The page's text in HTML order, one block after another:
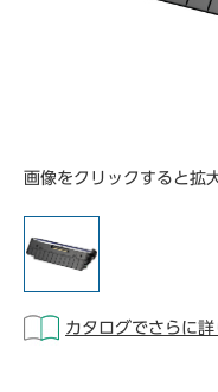
画像をクリックすると拡
カタログでさらに